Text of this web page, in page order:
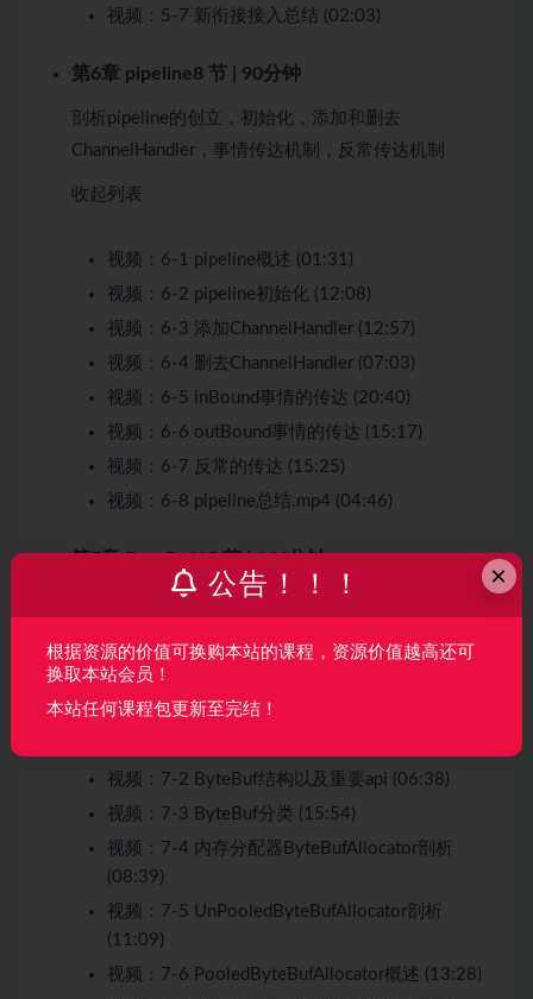
视频： 5-7 新衔接接入总结 (02:03)
第6章 pipeline8 节 | 90分钟
剖析pipeline的创立，初始化，添加和删去
ChannelHandler，事情传达机制，反常传达机制
收起列表
视频： 6-1 pipeline概述 (01:31)
视频： 6-2 pipeline初始化 (12:08)
视频： 6-3 添加ChannelHandler (12:57)
视频： 6-4 删去ChannelHandler (07:03)
视频： 6-5 inBound事情的传达 (20:40)
视频： 6-6 outBound事情的传达 (15:17)
视频： 6-7 反常的传达 (15:25)
视频： 6-8 pipeline总结.mp4 (04:46)
第7章 ByteBuf15 节 | 144分钟
具体剖析ByteBuf种类，怎么减少多线程内存分配竞
收起列表
视频： 7-2 ByteBuf结构以及重要api (06:38)
视频： 7-3 ByteBuf分类 (15:54)
视频： 7-4 内存分配器ByteBufAllocator剖析
(08:39)
视频： 7-5 UnPooledByteBufAllocator剖析
(11:09)
视频： 7-6 PooledByteBufAllocator概述 (13:28)
×
公告！！！
根据资源的价值可换购本站的课程，资源价值越高还可
换取本站会员！
本站任何课程包更新至完结！